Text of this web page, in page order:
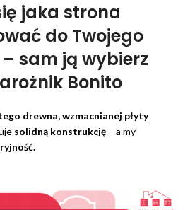
jaka strona
do Twojego
sam ją wybierz
Bonito
drewna, wzmacnianej płyty
solidną konstrukcję – a my